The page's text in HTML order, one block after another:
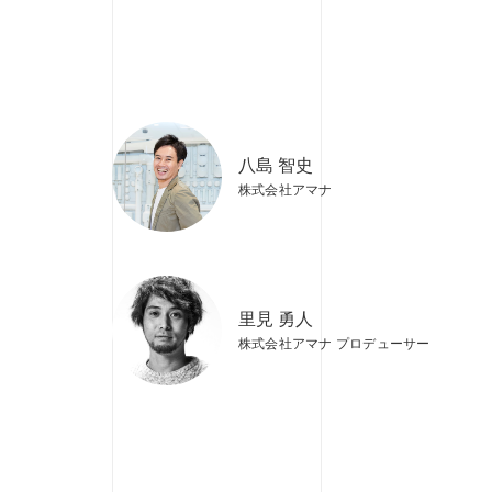
八島 智史
株式会社アマナ
里見 勇人
株式会社アマナ プロデューサー